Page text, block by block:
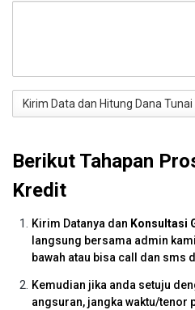
Berikut Tahapan
Kredit
Kirim Datanya dan Konsultasi
langsung bersama admin
bawah atau bisa call dan sms
Kemudian jika anda setuju
angsuran, jangka waktu/tenor